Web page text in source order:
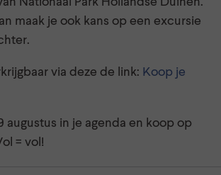
maak je ook kans op een excursie
via deze de link: Koop je
augustus in je agenda en koop op
= vol!